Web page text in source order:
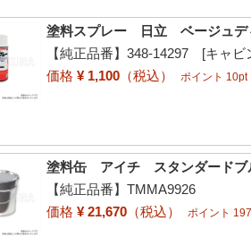
塗料スプレー 日立 ベージュ
【純正品番】348-14297 [キャビ
価格 ¥ 1,100 （税込） ポイント 10pt
塗料缶 アイチ スタンダード
【純正品番】TMMA9926
価格 ¥ 21,670 （税込） ポイント